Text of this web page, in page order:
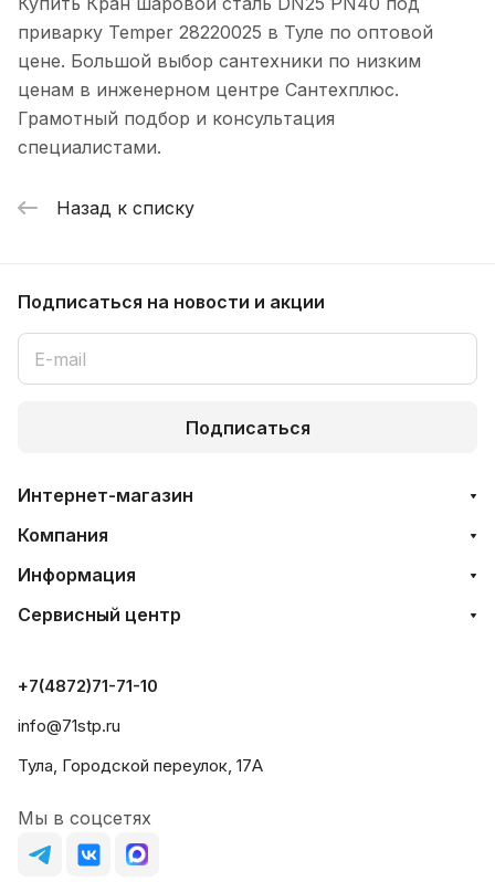
приварку Temper 28220025 в Туле по оптовой
цене. Большой выбор сантехники по низким
ценам в инженерном центре Сантехплюс.
Грамотный подбор и консультация
специалистами.
Назад к списку
Подписаться на новости и акции
Подписаться
Интернет-магазин
Компания
Информация
Сервисный центр
+7(4872)71-71-10
info@71stp.ru
Тула, Городской переулок, 17А
Мы в соцсетях